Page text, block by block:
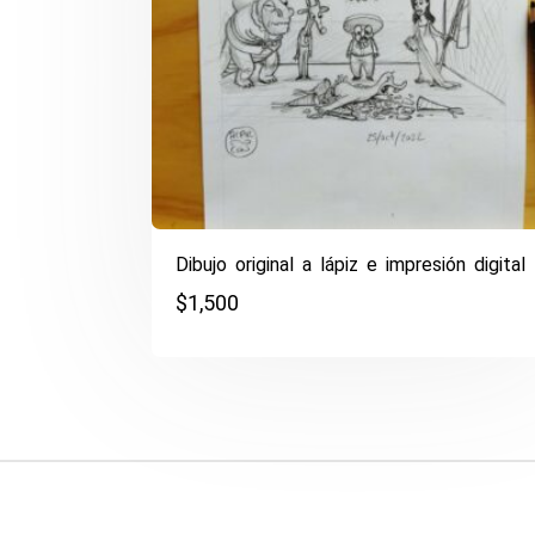
Dibujo original a lápiz e impresión digital
$1,500